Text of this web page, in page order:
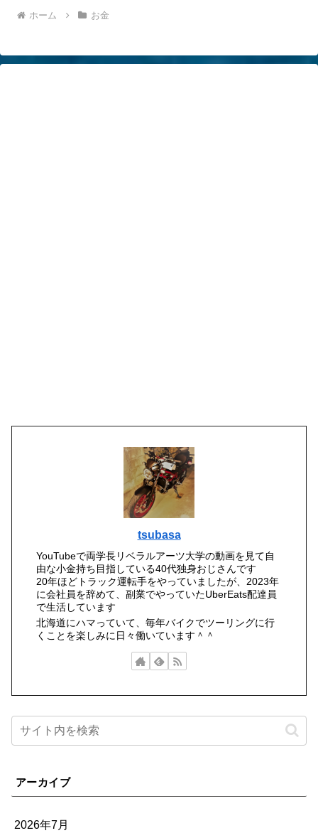
ホーム お金
tsubasa
YouTubeで両学長リベラルアーツ大学の動画を見て自
由な小金持ち目指している40代独身おじさんです
20年ほどトラック運転手をやっていましたが、2023年
に会社員を辞めて、副業でやっていたUberEats配達員
で生活しています
北海道にハマっていて、毎年バイクでツーリングに行
くことを楽しみに日々働いています＾＾
アーカイブ
2026年7月